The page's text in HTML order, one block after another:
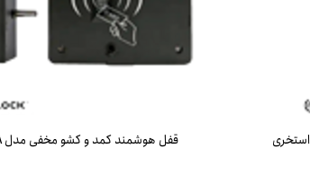
قفل هوشمند کمد و کشو مخفی مدل S80-A